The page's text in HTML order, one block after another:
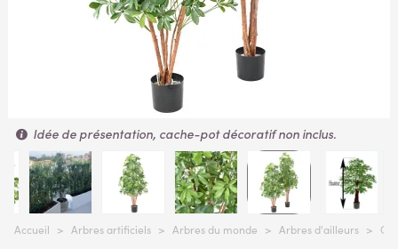
Idée de présentation, cache-pot décoratif non inclus.
Accueil > Arbres artificiels > Arbres du monde > Arbres d'ailleurs >